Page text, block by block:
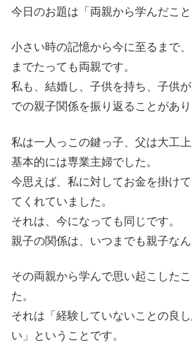
今日のお題は「両親から学んだこと
小さい時の記憶から今に至るまで
までたっても両親です。
私も、結婚し、子供を持ち、子供
での親子関係を振り返ることがあり
私は一人っこの鍵っ子、父は大工
基本的には専業主婦でした。
今思えば、私に対してお金を掛け
てくれていました。
それは、今になっても同じです。
親子の関係は、いつまでも親子なん
その両親から学んで思い起こした
た。
それは「経験していないことの良
い」ということです。